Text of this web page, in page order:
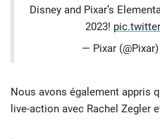
Disney and Pixar’s
2023!
— Pixar (@Pixar)
Nous avons également appris
live-action avec Rachel Zegler